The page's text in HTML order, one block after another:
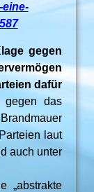
gegen
dafür
das
laut
auch unter
„abstrakte